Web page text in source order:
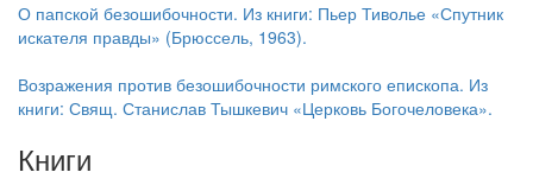
О папской безошибочности. Из книги: Пьер Тиволье «Спутник
искателя правды» (Брюссель, 1963).
Возражения против безошибочности римского епископа. Из
книги: Свящ. Станислав Тышкевич «Церковь Богочеловека».
Книги